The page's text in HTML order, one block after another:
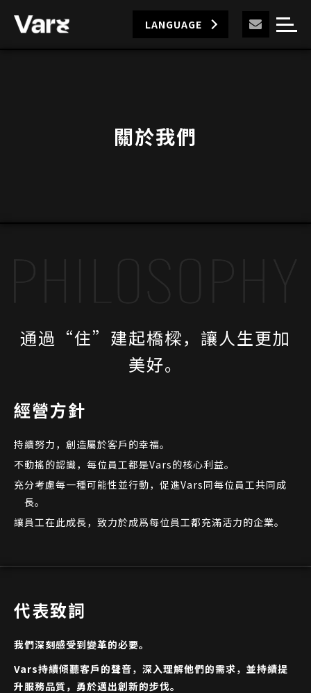
LANGUAGE
關於我們
通過“住”建起橋樑，讓人生更加
美好。
經營方針
持續努力，創造屬於客戶的幸福。
不動搖的認識，每位員工都是Vars的核心利益。
充分考慮每一種可能性並行動，促進Vars同每位員工共同成
長。
讓員工在此成長，致力於成爲每位員工都充滿活力的企業。
代表致詞
我們深刻感受到變革的必要。
Vars持續傾聽客戶的聲音，深入理解他們的需求，並持續提
升服務品質，勇於邁出創新的步伐。